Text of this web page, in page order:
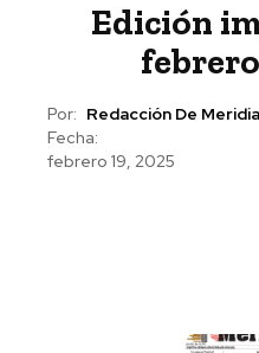
Edición
Por: Redacción De
Fecha:
febrero 19, 2025